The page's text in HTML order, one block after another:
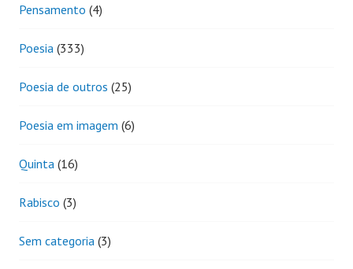
Pensamento (4)
Poesia (333)
Poesia de outros (25)
Poesia em imagem (6)
Quinta (16)
Rabisco (3)
Sem categoria (3)